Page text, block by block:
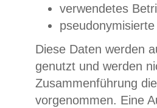
verwendetes
Diese Daten werden
genutzt und werden
Zusammenführung
vorgenommen. Eine